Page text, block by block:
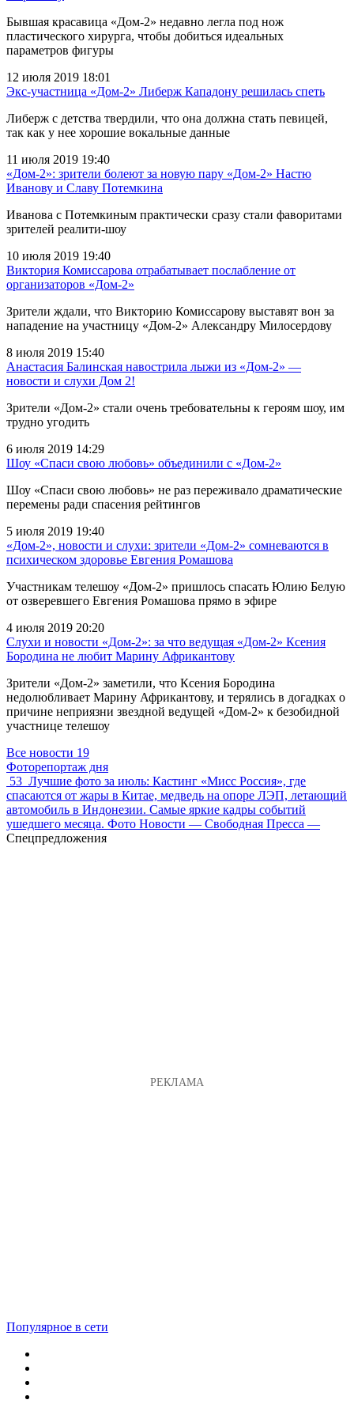
Бывшая красавица «Дом-2» недавно легла под нож
пластического хирурга, чтобы добиться идеальных
параметров фигуры
12 июля 2019 18:01
Экс-участница «Дом-2» Либерж Кападону решилась спеть
Либерж с детства твердили, что она должна стать певицей,
так как у нее хорошие вокальные данные
11 июля 2019 19:40
«Дом-2»: зрители болеют за новую пару «Дом-2» Настю
Иванову и Славу Потемкина
Иванова с Потемкиным практически сразу стали фаворитами
зрителей реалити-шоу
10 июля 2019 19:40
Виктория Комиссарова отрабатывает послабление от
организаторов «Дом-2»
Зрители ждали, что Викторию Комиссарову выставят вон за
нападение на участницу «Дом-2» Александру Милосердову
8 июля 2019 15:40
Анастасия Балинская навострила лыжи из «Дом-2» —
новости и слухи Дом 2!
Зрители «Дом-2» стали очень требовательны к героям шоу, им
трудно угодить
6 июля 2019 14:29
Шоу «Спаси свою любовь» объединили с «Дом-2»
Шоу «Спаси свою любовь» не раз переживало драматические
перемены ради спасения рейтингов
5 июля 2019 19:40
«Дом-2», новости и слухи: зрители «Дом-2» сомневаются в
психическом здоровье Евгения Ромашова
Участникам телешоу «Дом-2» пришлось спасать Юлию Белую
от озверевшего Евгения Ромашова прямо в эфире
4 июля 2019 20:20
Слухи и новости «Дом-2»: за что ведущая «Дом-2» Ксения
Бородина не любит Марину Африкантову
Зрители «Дом-2» заметили, что Ксения Бородина
недолюбливает Марину Африкантову, и терялись в догадках о
причине неприязни звездной ведущей «Дом-2» к безобидной
участнице телешоу
Все новости 19
Фоторепортаж дня
53 Лучшие фото за июль: Кастинг «Мисс Россия», где
спасаются от жары в Китае, медведь на опоре ЛЭП, летающий
автомобиль в Индонезии. Самые яркие кадры событий
ушедшего месяца. Фото Новости — Свободная Пресса —
Спецпредложения
Популярное в сети